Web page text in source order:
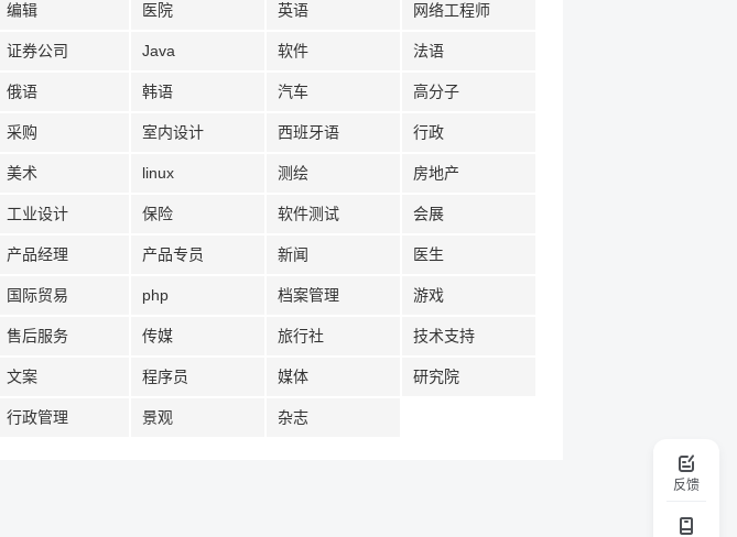
反馈
编辑 医院 英语 网络工程师
证券公司 Java 软件 法语
俄语 韩语 汽车 高分子
采购 室内设计 西班牙语 行政
美术 linux 测绘 房地产
工业设计 保险 软件测试 会展
产品经理 产品专员 新闻 医生
国际贸易 php 档案管理 游戏
售后服务 传媒 旅行社 技术支持
文案 程序员 媒体 研究院
行政管理 景观 杂志